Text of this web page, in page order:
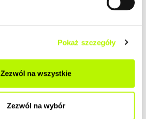
Pokaż szczegóły
Zezwól na wszystkie
Zezwól na wybór